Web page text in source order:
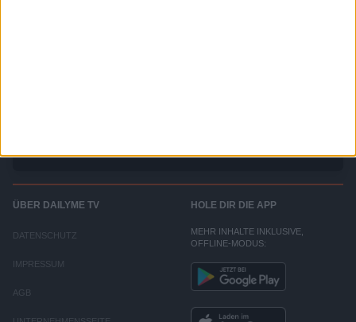
zu finden, während Dex, ein Kollege ihres Mannes, versucht, sie im Auge zu behalten.
ÜBER DAILYME TV
DATENSCHUTZ
IMPRESSUM
AGB
HOLE DIR DIE APP
MEHR INHALTE INKLUSIVE,
OFFLINE-MODUS: